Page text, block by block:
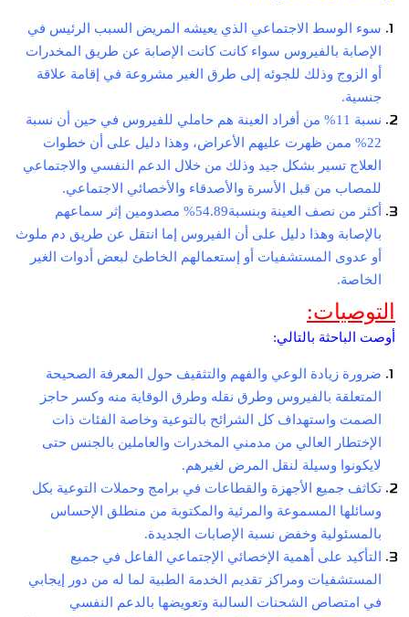
سوء الوسط الاجتماعي الذي يعيشه المريض السبب الرئيس في
الإصابة بالفيروس سواء كانت كانت الإصابة عن طريق المخدرات
أو الزوج وذلك للجوئه إلى طرق الغير مشروعة في إقامة علاقة
جنسية.
نسبة 11% من أفراد العينة هم حاملي للفيروس في حين أن نسبة
22% ممن ظهرت عليهم الأعراض، وهذا دليل على أن خطوات
العلاج تسير بشكل جيد وذلك من خلال الدعم النفسي والاجتماعي
للمصاب من قبل الأسرة والأصدقاء والأخصائي الاجتماعي.
أكثر من نصف العينة وبنسبة54.89% مصدومين إثر سماعهم
بالإصابة وهذا دليل على أن الفيروس إما انتقل عن طريق دم ملوث
أو عدوى المستشفيات أو إستعمالهم الخاطئ لبعض أدوات الغير
الخاصة.
التوصيات:
أوصت الباحثة بالتالي:
ضرورة زيادة الوعي والفهم والتثقيف حول المعرفة الصحيحة
المتعلقة بالفيروس وطرق نقله وطرق الوقاية منه وكسر حاجز
الصمت واستهداف كل الشرائح بالتوعية وخاصة الفئات ذات
الإختطار العالي من مدمني المخدرات والعاملين بالجنس حتى
لايكونوا وسيلة لنقل المرض لغيرهم.
تكاثف جميع الأجهزة والقطاعات في برامج وحملات التوعية بكل
وسائلها المسموعة والمرئية والمكتوبة من منطلق الإحساس
بالمسئولية وخفض نسبة الإصابات الجديدة.
التأكيد على أهمية الإخصائي الإجتماعي الفاعل في جميع
المستشفيات ومراكز تقديم الخدمة الطبية لما له من دور إيجابي
في امتصاص الشحنات السالبة وتعويضها بالدعم النفسي